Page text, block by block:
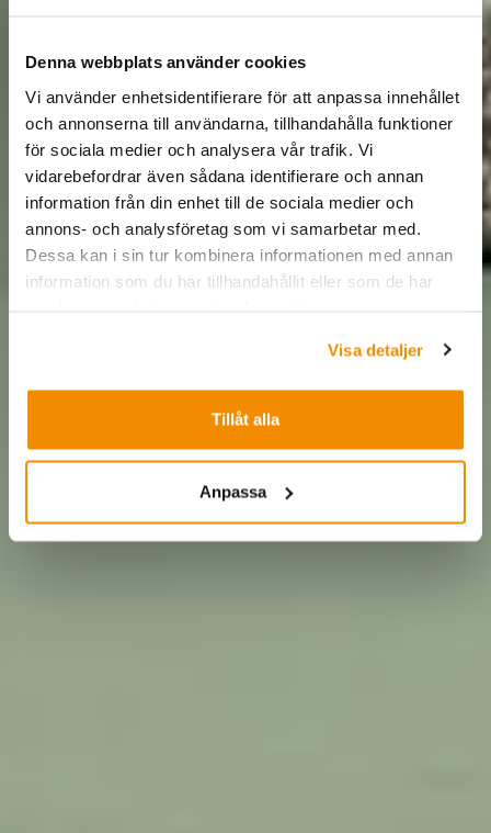
Denna webbplats använder cookies
Vi använder enhetsidentifierare för att anpassa innehållet
och annonserna till användarna, tillhandahålla funktioner
för sociala medier och analysera vår trafik. Vi
vidarebefordrar även sådana identifierare och annan
information från din enhet till de sociala medier och
annons- och analysföretag som vi samarbetar med.
Dessa kan i sin tur kombinera informationen med annan
information som du har tillhandahållit eller som de har
Visa detaljer
Tillåt alla
Anpassa